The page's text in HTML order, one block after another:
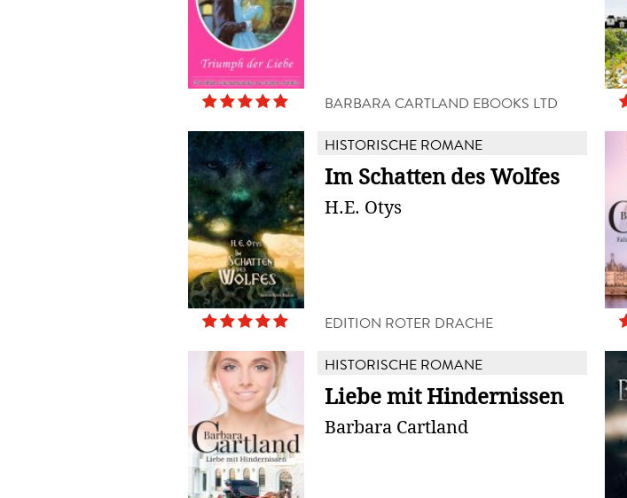
BARBARA CARTLAND EBOOKS LTD
HISTORISCHE ROMANE
Im Schatten des Wolfes
H.E. Otys
EDITION ROTER DRACHE
HISTORISCHE ROMANE
Liebe mit Hindernissen
Barbara Cartland